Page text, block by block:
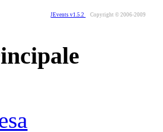
JEvents v1.5.2 Copyright © 2006-2009